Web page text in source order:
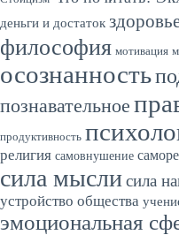
деньги и достаток
философия мотивация
осознанность
познавательное
продуктивность
религия самовнушение
сила мыслисила
устройство общества
эмоциональная